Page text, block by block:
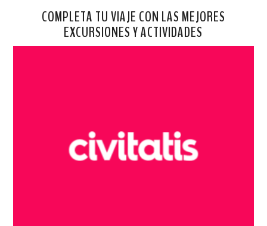
COMPLETA TU VIAJE CON LAS MEJORES
EXCURSIONES Y ACTIVIDADES